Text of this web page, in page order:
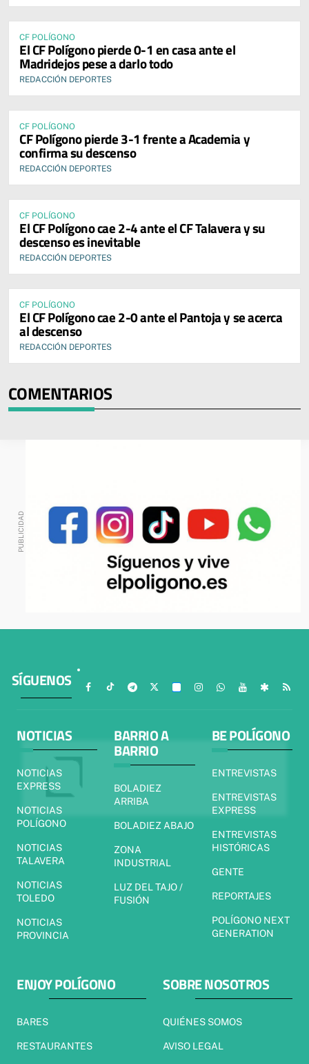
CF POLÍGONO
El CF Polígono pierde 0-1 en casa ante el
Madridejos pese a darlo todo
REDACCIÓN DEPORTES
CF POLÍGONO
CF Polígono pierde 3-1 frente a Academia y
confirma su descenso
REDACCIÓN DEPORTES
CF POLÍGONO
El CF Polígono cae 2-4 ante el CF Talavera y su
descenso es inevitable
REDACCIÓN DEPORTES
CF POLÍGONO
El CF Polígono cae 2-0 ante el Pantoja y se acerca
al descenso
REDACCIÓN DEPORTES
COMENTARIOS
SÍGUENOS
NOTICIAS
NOTICIAS
EXPRESS
NOTICIAS
POLÍGONO
NOTICIAS
TALAVERA
NOTICIAS
TOLEDO
NOTICIAS
PROVINCIA
BARRIO A
BARRIO
BOLADIEZ
ARRIBA
BOLADIEZ ABAJO
ZONA
INDUSTRIAL
LUZ DEL TAJO /
FUSIÓN
BE POLÍGONO
ENTREVISTAS
ENTREVISTAS
EXPRESS
ENTREVISTAS
HISTÓRICAS
GENTE
REPORTAJES
POLÍGONO NEXT
GENERATION
ENJOY POLÍGONO
BARES
RESTAURANTES
SOBRE NOSOTROS
QUIÉNES SOMOS
AVISO LEGAL